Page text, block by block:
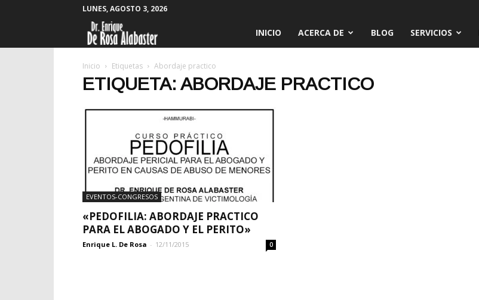
LUNES, AGOSTO 3, 2026
De
Rosa
Alabaster
INICIO ACERCA DE BLOG SERVICIOS
Inicio Etiquetas Abordaje practico
ETIQUETA: ABORDAJE PRACTICO
EVENTOS-CONGRESOS
«PEDOFILIA: ABORDAJE PRACTICO
PARA EL ABOGADO Y EL PERITO»
Enrique L. De Rosa - 12/11/2015 0